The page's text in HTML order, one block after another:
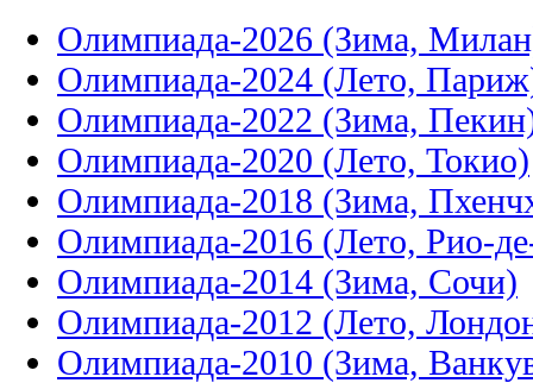
Олимпиада-2026 (Зима,
Олимпиада-2024 (Лето,
Олимпиада-2022 (Зима,
Олимпиада-2020 (Лето, Токио)
Олимпиада-2018 (Зима,
Олимпиада-2016 (Лето, Рио-
Олимпиада-2014 (Зима, Сочи)
Олимпиада-2012 (Лето,
Олимпиада-2010 (Зима,